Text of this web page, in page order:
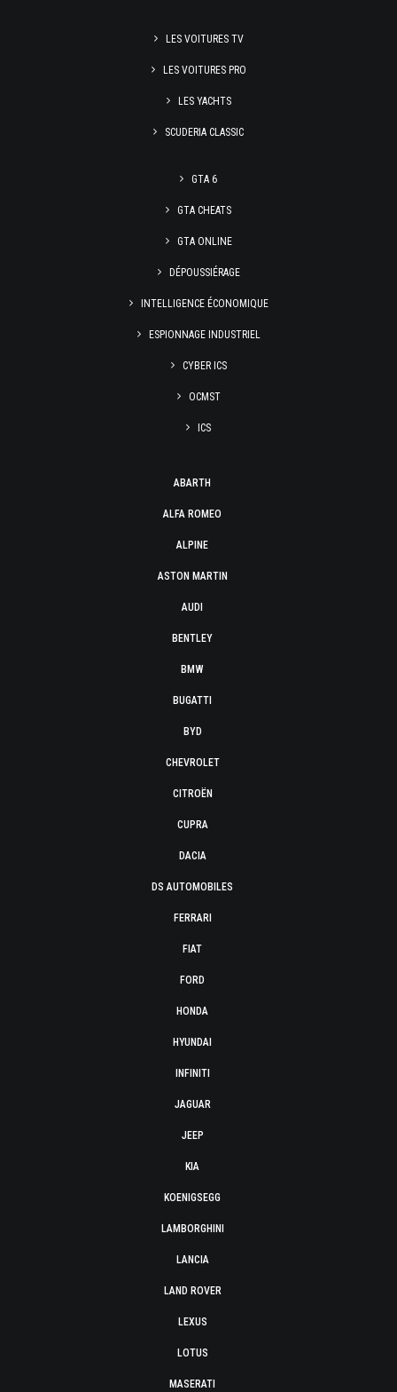
LES VOITURES TV
LES VOITURES PRO
LES YACHTS
SCUDERIA CLASSIC
GTA 6
GTA CHEATS
GTA ONLINE
DÉPOUSSIÉRAGE
INTELLIGENCE ÉCONOMIQUE
ESPIONNAGE INDUSTRIEL
CYBER ICS
OCMST
ICS
ABARTH
ALFA ROMEO
ALPINE
ASTON MARTIN
AUDI
BENTLEY
BMW
BUGATTI
BYD
CHEVROLET
CITROËN
CUPRA
DACIA
DS AUTOMOBILES
FERRARI
FIAT
FORD
HONDA
HYUNDAI
INFINITI
JAGUAR
JEEP
KIA
KOENIGSEGG
LAMBORGHINI
LANCIA
LAND ROVER
LEXUS
LOTUS
MASERATI